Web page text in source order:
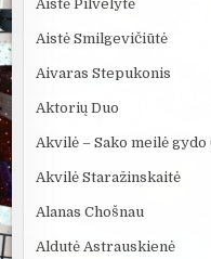
Aistė Pilvelytė
Aistė Smilgevičiūtė
Aivaras Stepukonis
Aktorių Duo
Akvilė – Sako meilė
Akvilė Staražinskaitė
Alanas Chošnau
Aldutė Astrauskienė